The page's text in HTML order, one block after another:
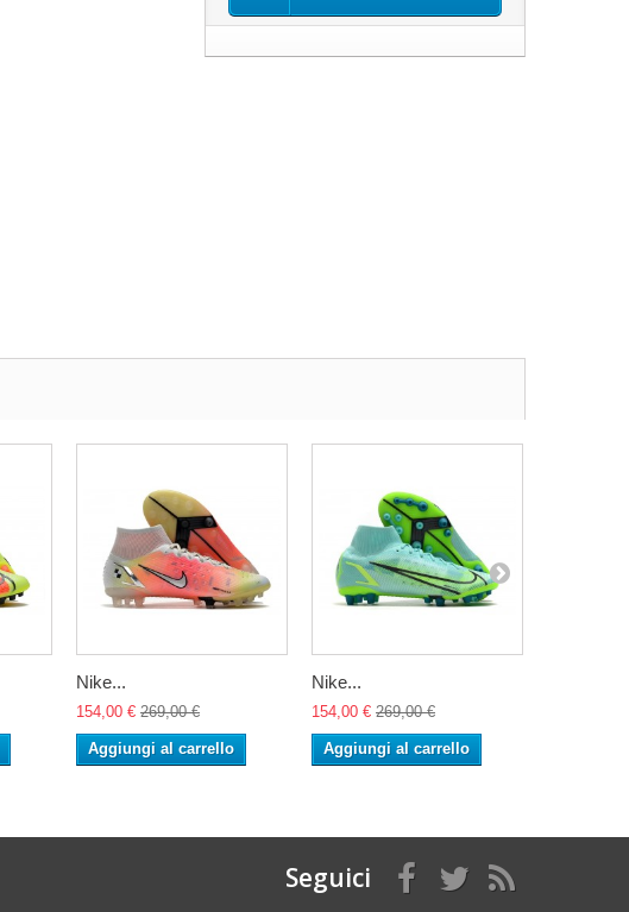
Nike...
154,00 € 269,00 €
Aggiungi al carrello
Nike...
154,00 € 269,00 €
Aggiungi al carrello
Seguici